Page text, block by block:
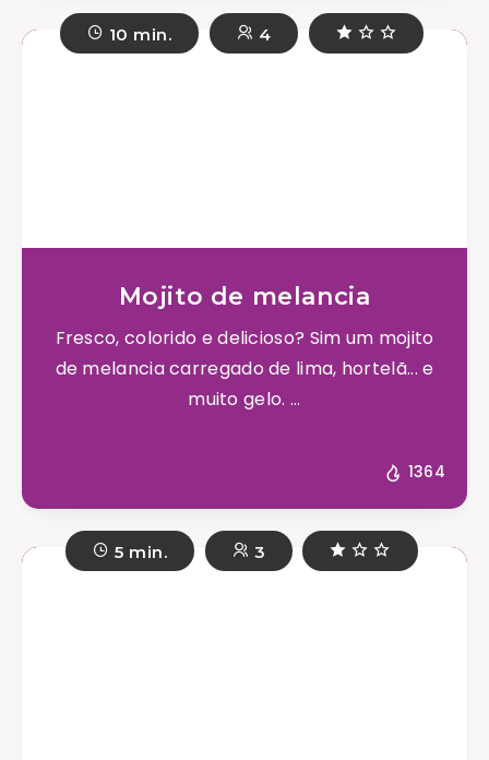
10 min. 4
Mojito de melancia
Fresco, colorido e delicioso? Sim um mojito
de melancia carregado de lima, hortelã... e
muito gelo. ...
1364
5 min. 3